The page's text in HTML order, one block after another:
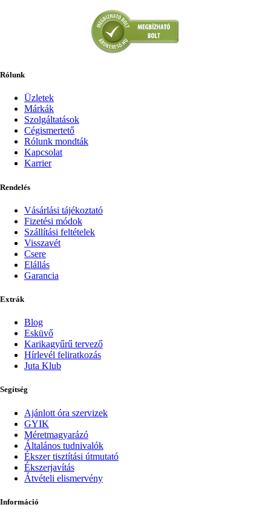
Rólunk
Üzletek
Márkák
Szolgáltatások
Cégismertető
Rólunk mondták
Kapcsolat
Karrier
Rendelés
Vásárlási tájékoztató
Fizetési módok
Szállítási feltételek
Visszavét
Csere
Elállás
Garancia
Extrák
Blog
Esküvő
Karikagyűrű tervező
Hírlevél feliratkozás
Juta Klub
Segítség
Ajánlott óra szervizek
GYIK
Méretmagyarázó
Általános tudnivalók
Ékszer tisztítási útmutató
Ékszerjavítás
Átvételi elismervény
Információ